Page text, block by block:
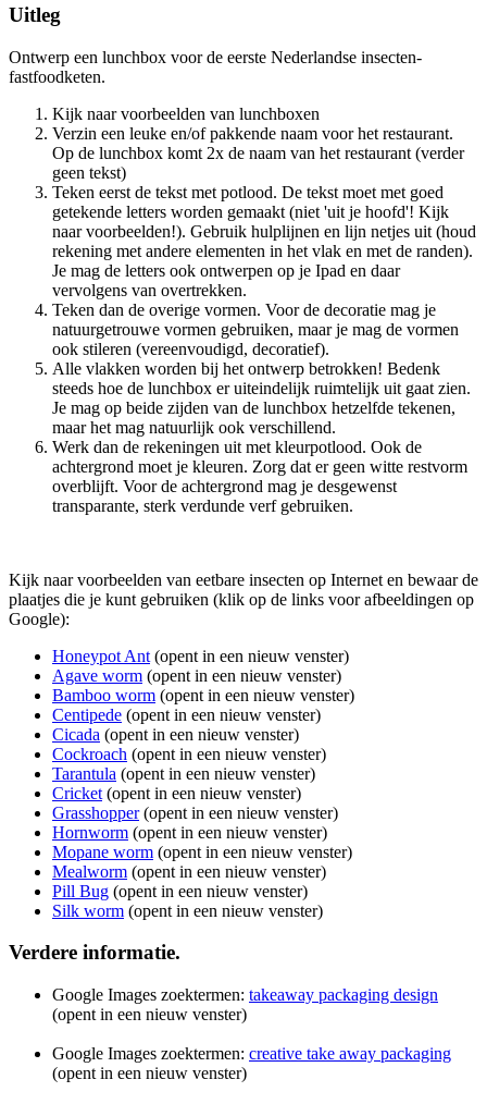
Uitleg
Ontwerp een lunchbox voor de eerste Nederlandse insecten-
fastfoodketen.
Kijk naar voorbeelden van lunchboxen
Verzin een leuke en/of pakkende naam voor het restaurant.
Op de lunchbox komt 2x de naam van het restaurant (verder
geen tekst)
Teken eerst de tekst met potlood. De tekst moet met goed
getekende letters worden gemaakt (niet 'uit je hoofd'! Kijk
naar voorbeelden!). Gebruik hulplijnen en lijn netjes uit (houd
rekening met andere elementen in het vlak en met de randen).
Je mag de letters ook ontwerpen op je Ipad en daar
vervolgens van overtrekken.
Teken dan de overige vormen. Voor de decoratie mag je
natuurgetrouwe vormen gebruiken, maar je mag de vormen
ook stileren (vereenvoudigd, decoratief).
Alle vlakken worden bij het ontwerp betrokken! Bedenk
steeds hoe de lunchbox er uiteindelijk ruimtelijk uit gaat zien.
Je mag op beide zijden van de lunchbox hetzelfde tekenen,
maar het mag natuurlijk ook verschillend.
Werk dan de rekeningen uit met kleurpotlood. Ook de
achtergrond moet je kleuren. Zorg dat er geen witte restvorm
overblijft. Voor de achtergrond mag je desgewenst
transparante, sterk verdunde verf gebruiken.
Kijk naar voorbeelden van eetbare insecten op Internet en bewaar de
plaatjes die je kunt gebruiken (klik op de links voor afbeeldingen op
Google):
Honeypot Ant (opent in een nieuw venster)
Agave worm (opent in een nieuw venster)
Bamboo worm (opent in een nieuw venster)
Centipede (opent in een nieuw venster)
Cicada (opent in een nieuw venster)
Cockroach (opent in een nieuw venster)
Tarantula (opent in een nieuw venster)
Cricket (opent in een nieuw venster)
Grasshopper(opent in een nieuw venster)
Hornworm (opent in een nieuw venster)
Mopane worm (opent in een nieuw venster)
Mealworm (opent in een nieuw venster)
Pill Bug (opent in een nieuw venster)
Silk worm (opent in een nieuw venster)
Verdere informatie.
Google Images zoektermen: takeaway packaging design
(opent in een nieuw venster)
Google Images zoektermen: creative take away packaging
(opent in een nieuw venster)